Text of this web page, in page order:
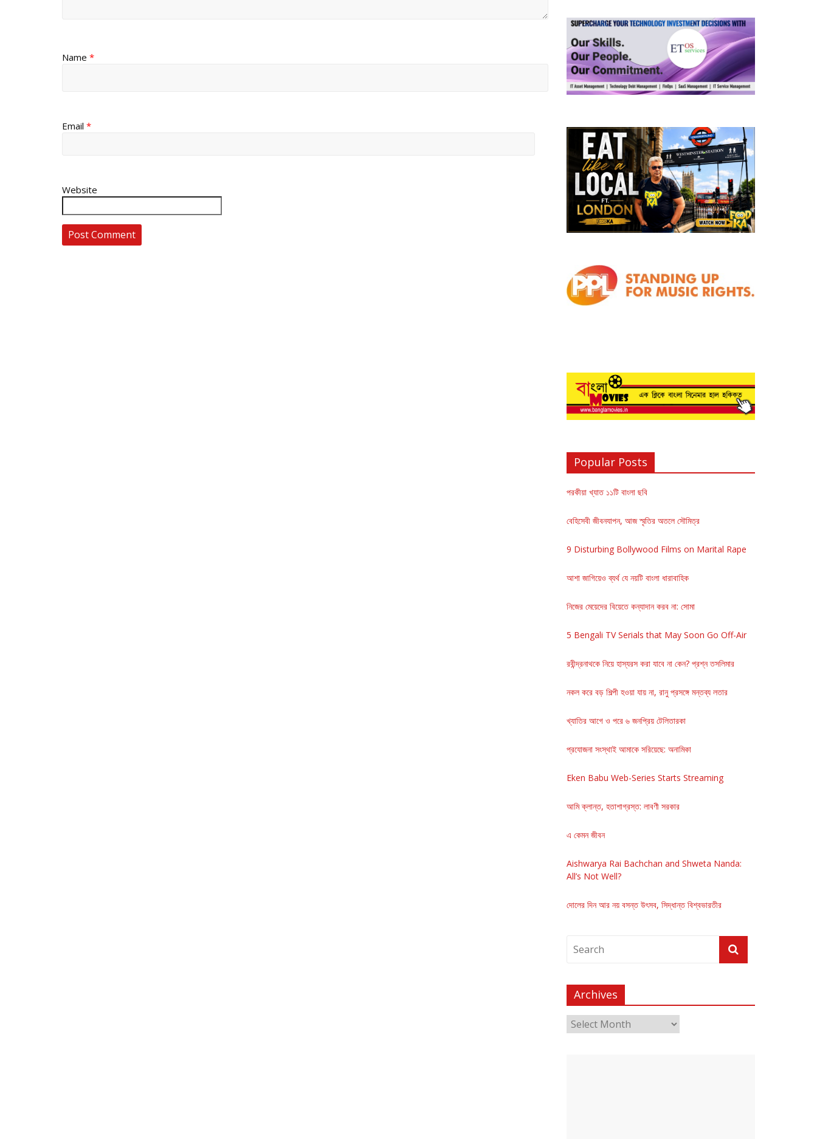
Name *
Email *
Website
Popular Posts
পরকীয়া খ্যাত ১১টি বাংলা ছবি
বেহিসেবী জীবনযাপন, আজ স্মৃতির অতলে সৌমিত্র
9 Disturbing Bollywood Films on Marital Rape
আশা জাগিয়েও ব্যর্থ যে নয়টি বাংলা ধারাবাহিক
নিজের মেয়েদের বিয়েতে কন্যাদান করব না: সোমা
5 Bengali TV Serials that May Soon Go Off-Air
রবীন্দ্রনাথকে নিয়ে হাস্যরস করা যাবে না কেন? প্রশ্ন তসলিমার
নকল করে বড় শিল্পী হওয়া যায় না, রানু প্রসঙ্গে মন্তব্য লতার
খ্যাতির আগে ও পরে ৬ জনপ্রিয় টেলিতারকা
প্রযোজনা সংস্থাই আমাকে সরিয়েছে: অনামিকা
Eken Babu Web-Series Starts Streaming
আমি ক্লান্ত, হতাশাগ্রস্ত: লাবণী সরকার
এ কেমন জীবন
Aishwarya Rai Bachchan and Shweta Nanda:
All’s Not Well?
দোলের দিন আর নয় বসন্ত উৎসব, সিদ্ধান্ত বিশ্বভারতীর
Archives